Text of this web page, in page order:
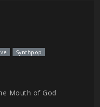
Synthpop
Mouth of God